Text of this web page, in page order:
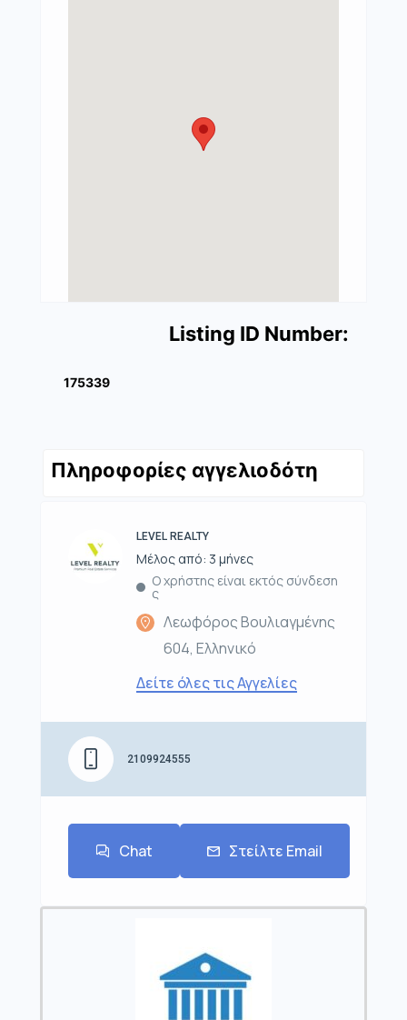
Listing ID Number:
175339
Πληροφορίες αγγελιοδότη
LEVEL REALTY
Μέλος από: 3 μήνες
Ο χρήστης είναι εκτός σύνδεση
ς
Λεωφόρος Βουλιαγμένης
604, Ελληνικό
Δείτε όλες τις Αγγελίες
2109924555
Chat Στείλτε Email